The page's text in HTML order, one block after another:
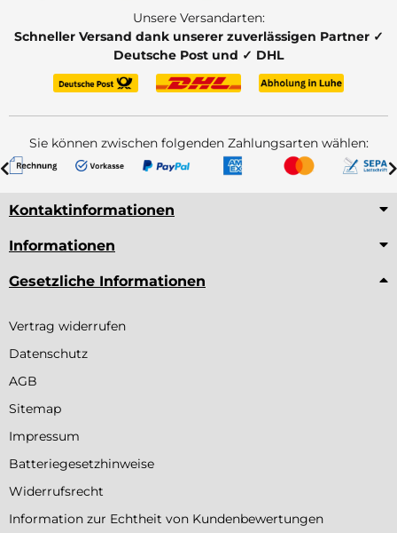
Unsere Versandarten:
Schneller Versand dank unserer zuverlässigen Partner ✓
Deutsche Post und ✓ DHL
Sie können zwischen folgenden Zahlungsarten wählen:
Kontaktinformationen
Informationen
Gesetzliche Informationen
Vertrag widerrufen
Datenschutz
AGB
Sitemap
Impressum
Batteriegesetzhinweise
Widerrufsrecht
Information zur Echtheit von Kundenbewertungen